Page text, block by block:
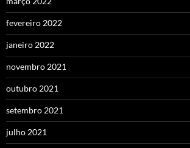
fevereiro 2022
janeiro 2022
novembro 2021
outubro 2021
setembro 2021
julho 2021